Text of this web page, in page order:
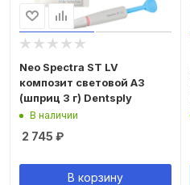
Neo Spectra ST LV
композит световой A3
(шприц 3 г) Dentsply
В наличии
2 745 ₽
В корзину